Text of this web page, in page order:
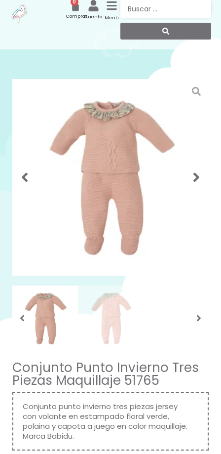
Menú
Cuenta
0
Compras
Conjunto Punto Invierno Tres
Piezas Maquillaje 51765
Conjunto punto invierno tres piezas jersey
con volante en estampado floral verde,
polaina y capota a juego en color maquillaje.
Marca Babidu.